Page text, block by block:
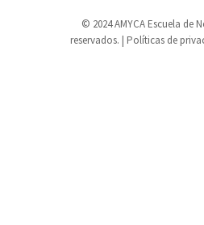
© 2024 AMYCA Escuela de
reservados. | Políticas de